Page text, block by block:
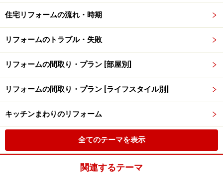
住宅リフォームの流れ・時期
リフォームのトラブル・失敗
リフォームの間取り・プラン [部屋別]
リフォームの間取り・プラン [ライフスタイル別]
キッチンまわりのリフォーム
全てのテーマを表示
関連するテーマ